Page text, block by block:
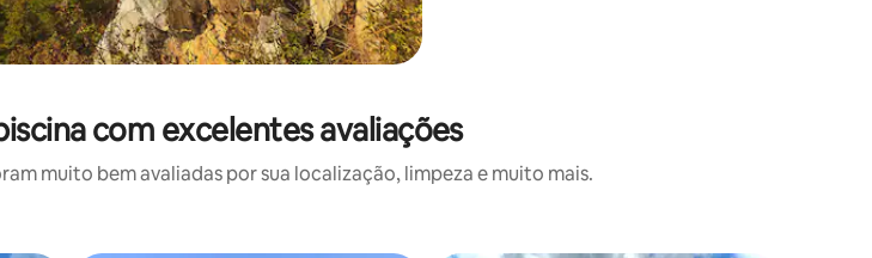
com excelentes avaliações
muito bem avaliadas por sua localização, limpeza e muito mais.